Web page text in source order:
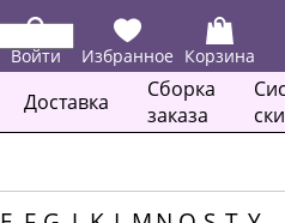
Войти Избранное Корзина
Доставка
Сборка
заказа